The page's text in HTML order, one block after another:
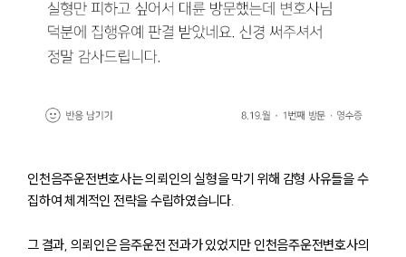
인천음주운전변호사는 의뢰인의 실형을 막기 위해 감형 사유들을 수
집하여 체계적인 전략을 수립하였습니다.
그 결과, 의뢰인은 음주운전 전과가 있었지만 인천음주운전변호사의